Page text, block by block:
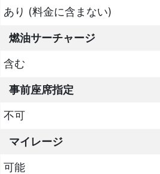
あり (料金に含まない)
燃油サーチャージ
含む
事前座席指定
不可
マイレージ
可能